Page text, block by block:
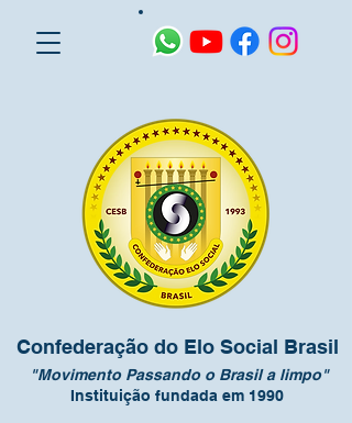
Confederação do Elo Social Brasil
"Movimento Passando o Brasil a limpo"
Instituição fundada em 1990